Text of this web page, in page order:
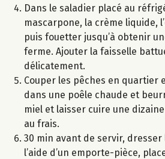
Dans le saladier placé au
mascarpone, la crème liquide,
puis fouetter jusqu’à obtenir
ferme. Ajouter la faisselle
délicatement.
Couper les pêches en quartier
dans une poêle chaude et
miel et laisser cuire une
au frais.
30 min avant de servir, dresser
l’aide d’un emporte-pièce,